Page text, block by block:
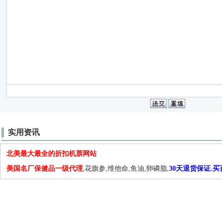
实用资讯
北美最大最全的折扣机票网站
美国名厂保健品一级代理,花旗参,维他命,鱼油,卵磷脂,30天退货保证.买